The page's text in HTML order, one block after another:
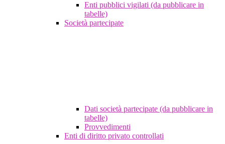
Enti pubblici vigilati (da pubblicare in
tabelle)
Società partecipate
Dati società partecipate (da pubblicare in
tabelle)
Provvedimenti
Enti di diritto privato controllati